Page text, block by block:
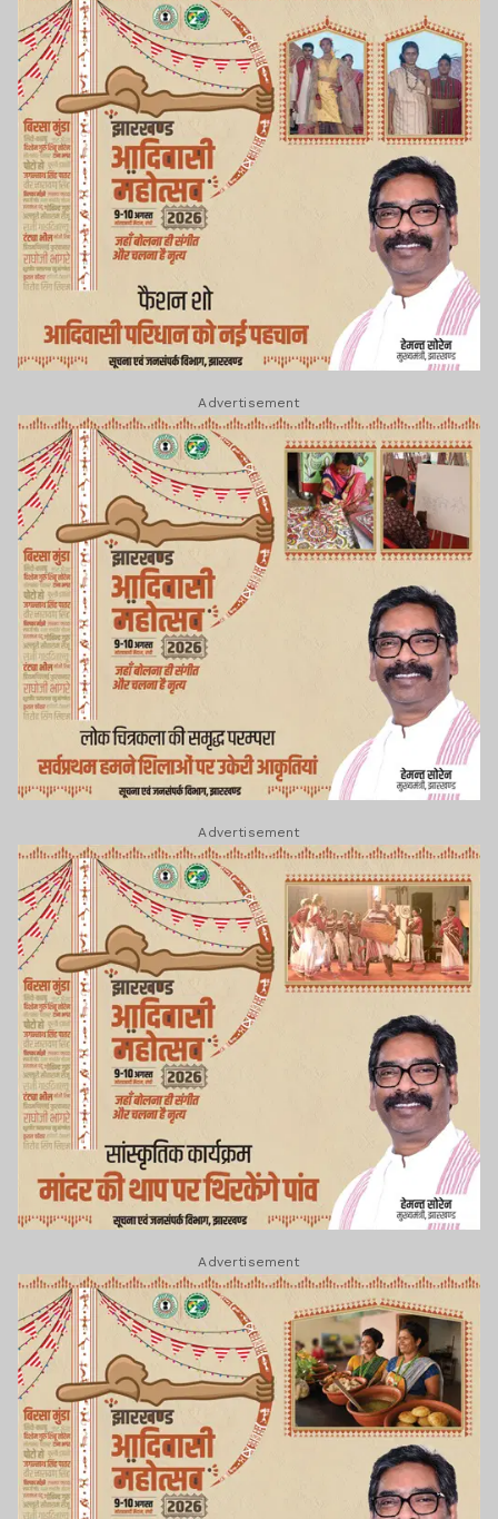
Advertisement
Advertisement
Advertisement